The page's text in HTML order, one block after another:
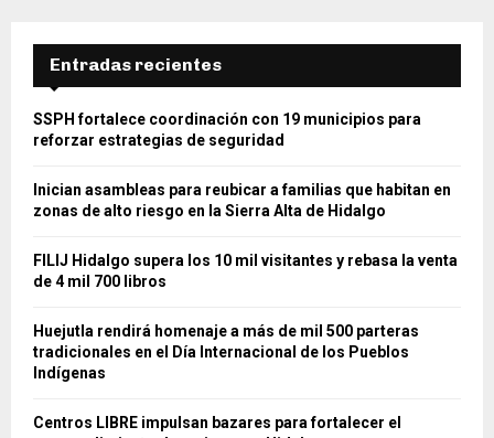
Entradas recientes
SSPH fortalece coordinación con 19 municipios para
reforzar estrategias de seguridad
Inician asambleas para reubicar a familias que habitan en
zonas de alto riesgo en la Sierra Alta de Hidalgo
FILIJ Hidalgo supera los 10 mil visitantes y rebasa la venta
de 4 mil 700 libros
Huejutla rendirá homenaje a más de mil 500 parteras
tradicionales en el Día Internacional de los Pueblos
Indígenas
Centros LIBRE impulsan bazares para fortalecer el